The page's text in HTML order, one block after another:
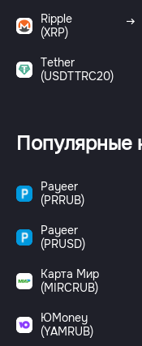
Ripple
(XRP)
Tether
(USDTTRC20)
Популярные
Payeer
(PRRUB)
Payeer
(PRUSD)
Карта Мир
(MIRCRUB)
ЮMoney
(YAMRUB)